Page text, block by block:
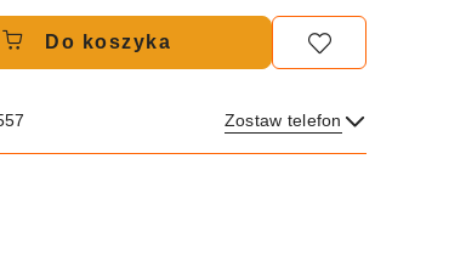
Do koszyka
Zostaw telefon
Wyślij